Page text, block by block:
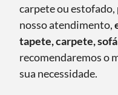
carpete ou estofado,
nosso atendimento,
tapete, carpete,
recomendaremos o
sua necessidade.